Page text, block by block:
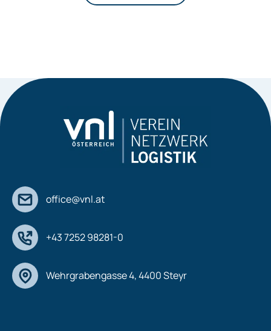
office@vnl.at
+43 7252 98281-0
Wehrgrabengasse 4, 4400 Steyr